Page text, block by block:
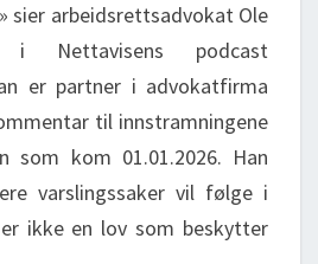
sier arbeidsrettsadvokat Ole
i Nettavisens podcast
er partner i advokatfirma
til innstramningene
som kom 01.01.2026. Han
varslingssaker vil følge i
ikke en lov som beskytter